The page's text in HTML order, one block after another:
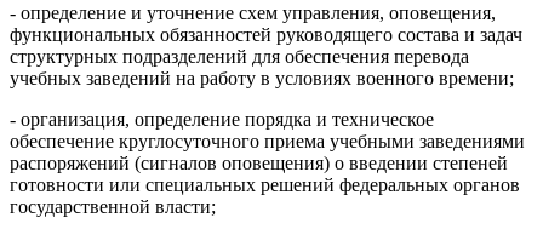
- определение и уточнение схем управления, оповещения,
функциональных обязанностей руководящего состава и задач
структурных подразделений для обеспечения перевода
учебных заведений на работу в условиях военного времени;
- организация, определение порядка и техническое
обеспечение круглосуточного приема учебными заведениями
распоряжений (сигналов оповещения) о введении степеней
готовности или специальных решений федеральных органов
государственной власти;